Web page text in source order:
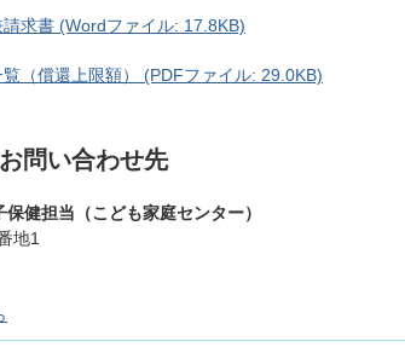
求書 (Wordファイル: 17.8KB)
（償還上限額） (PDFファイル: 29.0KB)
問い合わせ先
担当（こども家庭センター）
地1